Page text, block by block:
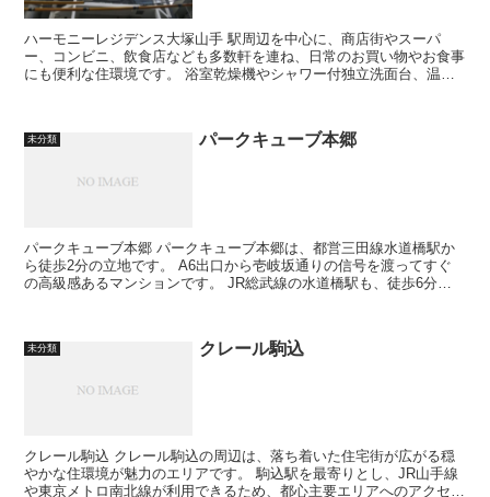
ハーモニーレジデンス大塚山手 駅周辺を中心に、商店街やスーパ
ー、コンビニ、飲食店なども多数軒を連ね、日常のお買い物やお食事
にも便利な住環境です。 浴室乾燥機やシャワー付独立洗面台、温水
未分類 パークキューブ本郷
パークキューブ本郷 パークキューブ本郷は、都営三田線水道橋駅か
ら徒歩2分の立地です。 A6出口から壱岐坂通りの信号を渡ってすぐ
の高級感あるマンションです。 JR総武線の水道橋駅も、徒歩6分で
未分類 クレール駒込
クレール駒込 クレール駒込の周辺は、落ち着いた住宅街が広がる穏
やかな住環境が魅力のエリアです。 駒込駅を最寄りとし、JR山手線
や東京メトロ南北線が利用できるため、都心主要エリアへのアクセス